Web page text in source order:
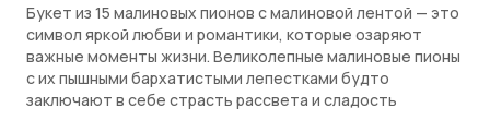
Букет из 15 малиновых пионов с малиновой лентой — это
символ яркой любви и романтики, которые озаряют
важные моменты жизни. Великолепные малиновые пионы
с их пышными бархатистыми лепестками будто
заключают в себе страсть рассвета и сладость